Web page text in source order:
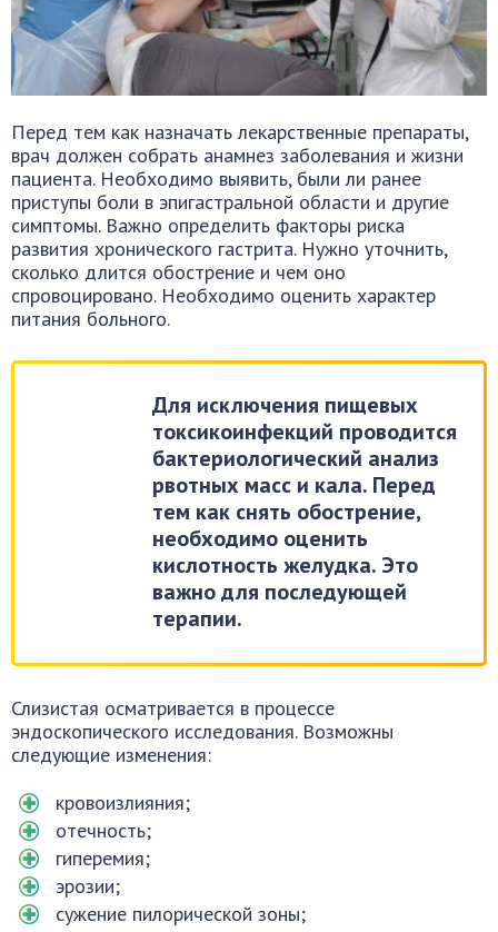
Перед тем как назначать лекарственные препараты,
врач должен собрать анамнез заболевания и жизни
пациента. Необходимо выявить, были ли ранее
приступы боли в эпигастральной области и другие
симптомы. Важно определить факторы риска
развития хронического гастрита. Нужно уточнить,
сколько длится обострение и чем оно
спровоцировано. Необходимо оценить характер
питания больного.
Для исключения пищевых
токсикоинфекций проводится
бактериологический анализ
рвотных масс и кала. Перед
тем как снять обострение,
необходимо оценить
кислотность желудка. Это
важно для последующей
терапии.
Слизистая осматривается в процессе
эндоскопического исследования. Возможны
следующие изменения:
кровоизлияния;
отечность;
гиперемия;
эрозии;
сужение пилорической зоны;